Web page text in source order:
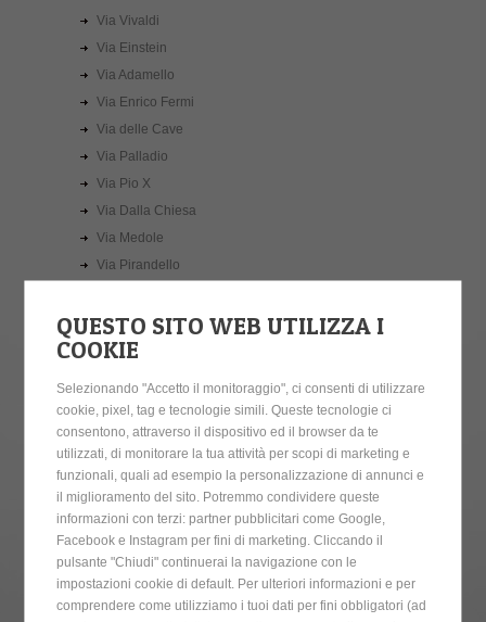
Via Vivaldi
Via Einstein
Via Adamello
Via Enrico Fermi
Via delle Cave
Via Palladio
Via Pio X
Via Dalla Chiesa
Via Medole
Via Pirandello
Via Leopardi
Via Sinigalia
Via Valle Scura
Via delle Teodore
Via Casotto
Via Santa Maria della Costa
Astore
Via Dottorina
QUESTO SITO WEB UTILIZZA I
COOKIE
Selezionando "Accetto il monitoraggio", ci consenti di utilizzare
cookie, pixel, tag e tecnologie simili. Queste tecnologie ci
consentono, attraverso il dispositivo ed il browser da te
utilizzati, di monitorare la tua attività per scopi di marketing e
funzionali, quali ad esempio la personalizzazione di annunci e
il miglioramento del sito. Potremmo condividere queste
informazioni con terzi: partner pubblicitari come Google,
Facebook e Instagram per fini di marketing. Cliccando il
pulsante "Chiudi" continuerai la navigazione con le
impostazioni cookie di default. Per ulteriori informazioni e per
comprendere come utilizziamo i tuoi dati per fini obbligatori (ad